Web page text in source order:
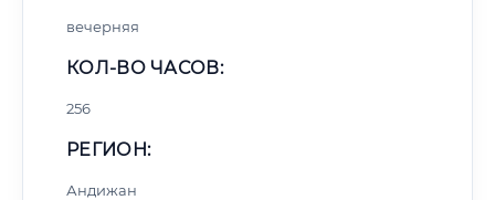
вечерняя
КОЛ-ВО ЧАСОВ:
256
РЕГИОН:
Андижан